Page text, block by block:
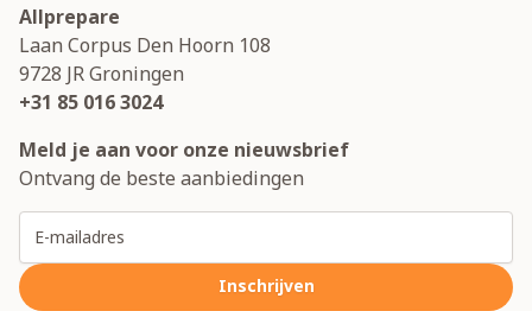
Allprepare
Laan Corpus Den Hoorn 108
9728 JRGroningen
+31 85 016 3024
Meld je aan voor onze nieuwsbrief
Ontvang de beste aanbiedingen
Inschrijven